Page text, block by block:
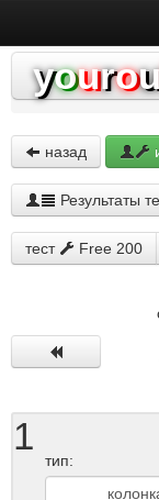
youro
назад
Результаты
тест Free 200
1
тип: